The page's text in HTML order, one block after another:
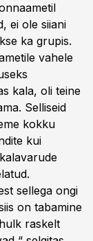
ei ole siiani
ka grupis.
vahele
kala, oli teine
Selliseid
kokku
kui
sellega ongi
on tabamine
raskelt